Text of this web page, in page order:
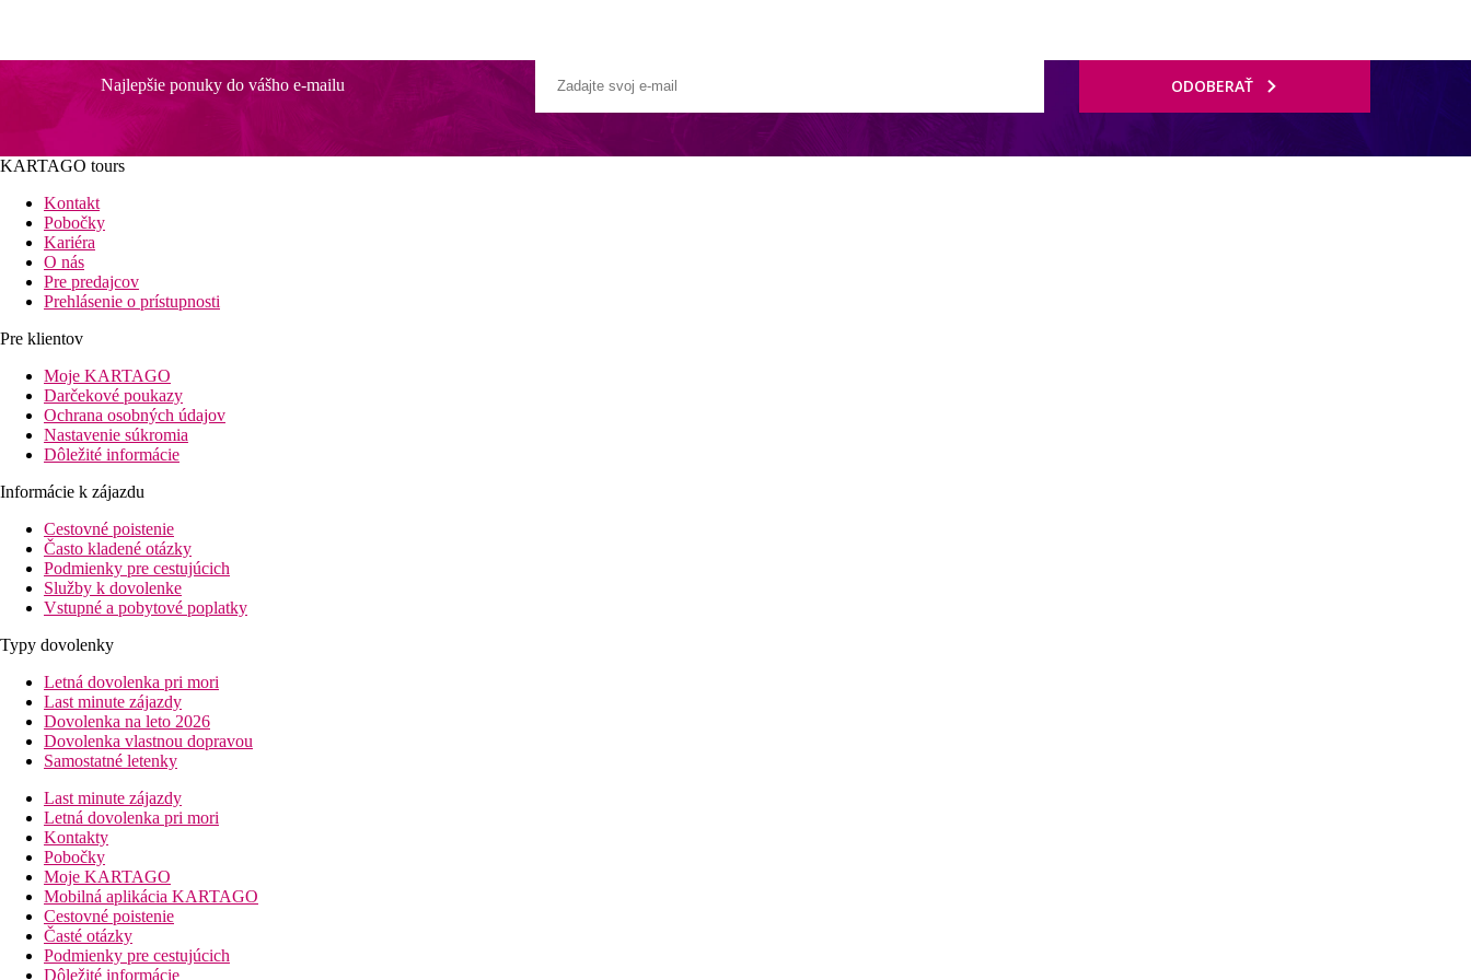
Najlepšie ponuky do vášho e-mailu ODOBERAŤ
KARTAGO tours
Kontakt
Pobočky
Kariéra
O nás
Pre predajcov
Prehlásenie o prístupnosti
Pre klientov
Moje KARTAGO
Darčekové poukazy
Ochrana osobných údajov
Nastavenie súkromia
Dôležité informácie
Informácie k zájazdu
Cestovné poistenie
Často kladené otázky
Podmienky pre cestujúcich
Služby k dovolenke
Vstupné a pobytové poplatky
Typy dovolenky
Letná dovolenka pri mori
Last minute zájazdy
Dovolenka na leto 2026
Dovolenka vlastnou dopravou
Samostatné letenky
Last minute zájazdy
Letná dovolenka pri mori
Kontakty
Pobočky
Moje KARTAGO
Mobilná aplikácia KARTAGO
Cestovné poistenie
Časté otázky
Podmienky pre cestujúcich
Dôležité informácie